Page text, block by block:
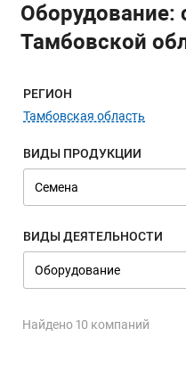
Оборудование:
Тамбовской
Меню навигации
РЕГИОН
Тамбовская область
ВИДЫ ПРОДУКЦИИ
ВИДЫ ДЕЯТЕЛЬНОСТИ
Найдено 10 компаний